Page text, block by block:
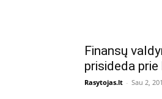
Finansų
prisideda
Rasytojas.lt - Sau 2,